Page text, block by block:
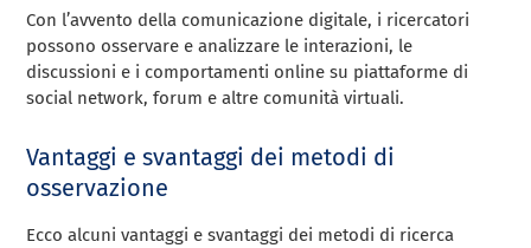
Con l’avvento della comunicazione digitale, i ricercatori
possono osservare e analizzare le interazioni, le
discussioni e i comportamenti online su piattaforme di
social network, forum e altre comunità virtuali.
Vantaggi e svantaggi dei metodi di
osservazione
Ecco alcuni vantaggi e svantaggi dei metodi di ricerca